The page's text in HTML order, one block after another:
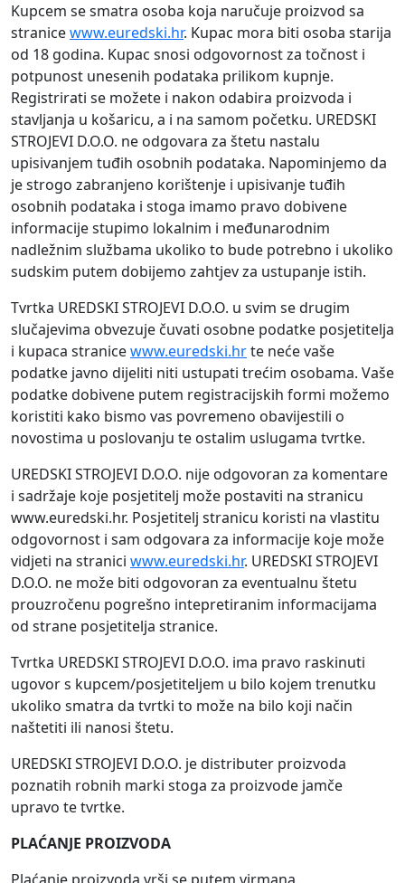
Kupcem se smatra osoba koja naručuje proizvod sa
stranicewww.euredski.hr. Kupac mora biti osoba starija
od 18 godina. Kupac snosi odgovornost za točnost i
potpunost unesenih podataka prilikom kupnje.
Registrirati se možete i nakon odabira proizvoda i
stavljanja u košaricu, a i na samom početku. UREDSKI
STROJEVI D.O.O. ne odgovara za štetu nastalu
upisivanjem tuđih osobnih podataka. Napominjemo da
je strogo zabranjeno korištenje i upisivanje tuđih
osobnih podataka i stoga imamo pravo dobivene
informacije stupimo lokalnim i međunarodnim
nadležnim službama ukoliko to bude potrebno i ukoliko
sudskim putem dobijemo zahtjev za ustupanje istih.
Tvrtka UREDSKI STROJEVI D.O.O. u svim se drugim
slučajevima obvezuje čuvati osobne podatke posjetitelja
i kupaca stranicewww.euredski.hrte neće vaše
podatke javno dijeliti niti ustupati trećim osobama. Vaše
podatke dobivene putem registracijskih formi možemo
koristiti kako bismo vas povremeno obavijestili o
novostima u poslovanju te ostalim uslugama tvrtke.
UREDSKI STROJEVI D.O.O. nije odgovoran za komentare
i sadržaje koje posjetitelj može postaviti na stranicu
www.euredski.hr. Posjetitelj stranicu koristi na vlastitu
odgovornost i sam odgovara za informacije koje može
vidjeti na stranici www.euredski.hr. UREDSKI STROJEVI
D.O.O. ne može biti odgovoran za eventualnu štetu
prouzročenu pogrešno intepretiranim informacijama
od strane posjetitelja stranice.
Tvrtka UREDSKI STROJEVI D.O.O. ima pravo raskinuti
ugovor s kupcem/posjetiteljem u bilo kojem trenutku
ukoliko smatra da tvrtki to može na bilo koji način
naštetiti ili nanosi štetu.
UREDSKI STROJEVI D.O.O. je distributer proizvoda
poznatih robnih marki stoga za proizvode jamče
upravo te tvrtke.
PLAĆANJE PROIZVODA